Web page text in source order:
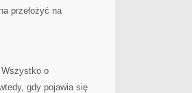
przełożyć na
Wszystko o
gdy pojawia się